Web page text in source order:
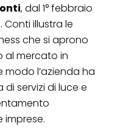
, dal 1° febbraio
illustra le
che si aprono
al mercato in
modo l’azienda ha
servizi di luce e
imprese.